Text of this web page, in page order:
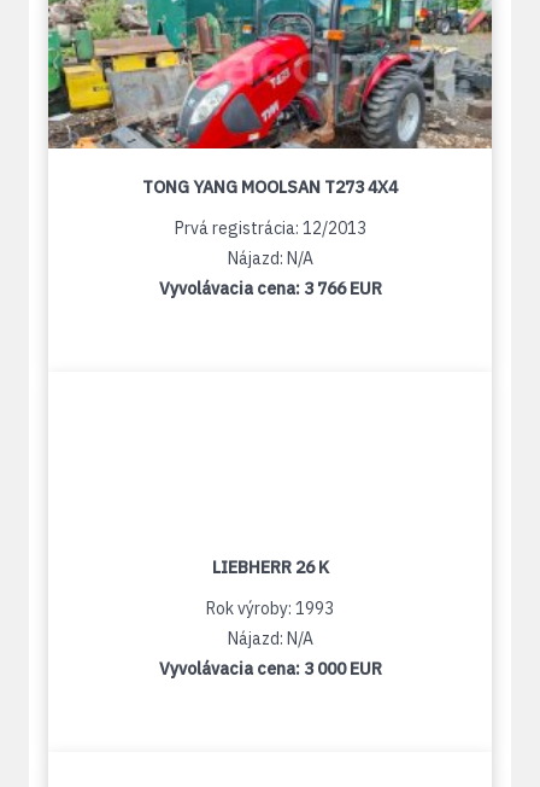
TONG YANG MOOLSAN T273 4X4
Prvá registrácia: 12/2013
Nájazd: N/A
Vyvolávacia cena: 3 766 EUR
LIEBHERR 26 K
Rok výroby: 1993
Nájazd: N/A
Vyvolávacia cena: 3 000 EUR